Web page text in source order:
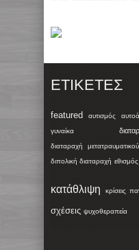
ΕΤΙΚΈΤΕΣ
featured αυτισμός
γυναίκα
διαταραχή
διπολική διαταραχή
κατάθλιψη κρίσεις
σχέσεις ψυχοθεραπεία